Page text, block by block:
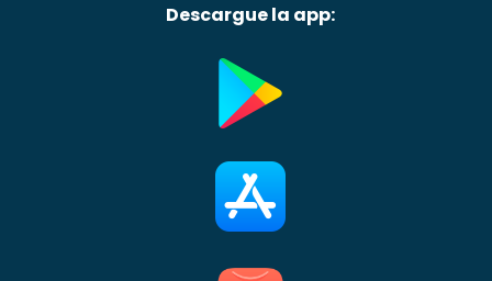
Descargue la app: